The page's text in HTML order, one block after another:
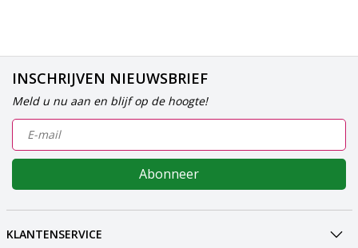
INSCHRIJVEN NIEUWSBRIEF
Meld u nu aan en blijf op de hoogte!
Abonneer
KLANTENSERVICE